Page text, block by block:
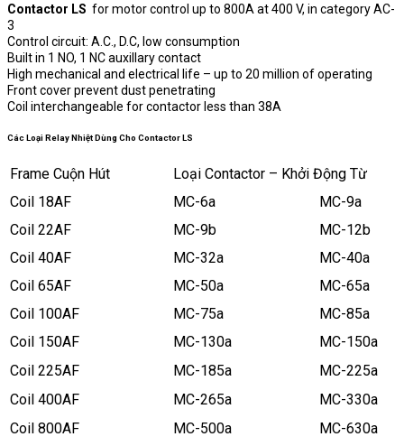
Contactor LS for motor control up to 800A at 400 V, in category AC-
3
Control circuit: A.C., D.C, low consumption
Built in 1 NO, 1 NC auxillary contact
High mechanical and electrical life – up to 20 million of operating
Front cover prevent dust penetrating
Coil interchangeable for contactor less than 38A
Các Loại Relay Nhiệt Dùng Cho Contactor LS
Frame Cuộn Hút
Loại Contactor – Khởi Động Từ
Coil 18AF
MC-6a
MC-9a
Coil 22AF
MC-9b
MC-12b
Coil 40AF
MC-32a
MC-40a
Coil 65AF
MC-50a
MC-65a
Coil 100AF
MC-75a
MC-85a
Coil 150AF
MC-130a
MC-150a
Coil 225AF
MC-185a
MC-225a
Coil 400AF
MC-265a
MC-330a
Coil 800AF
MC-500a MC-630a